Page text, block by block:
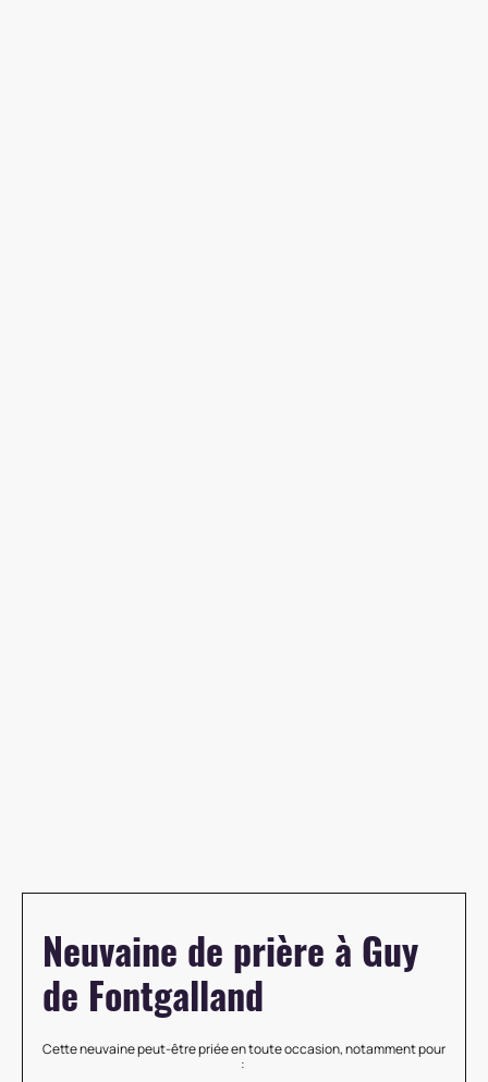
Neuvaine de prière à Guy
de Fontgalland
Cette neuvaine peut-être priée en toute occasion, notamment pour
: